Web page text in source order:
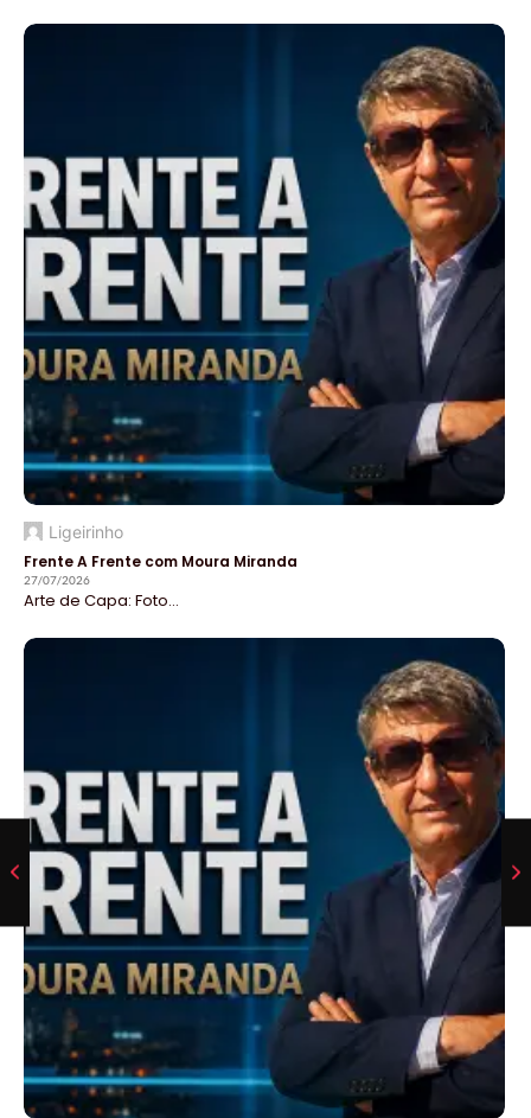
Ligeirinho
Frente A Frente com Moura Miranda
27/07/2026
Arte de Capa: Foto...